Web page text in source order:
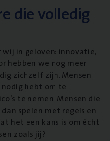
die volledig
wij in geloven: innovatie,
hebben we nog meer
zichzelf zijn. Mensen
hebt om te
te nemen. Mensen die
spelen met regels en
het een kans is om écht
zoals jij?